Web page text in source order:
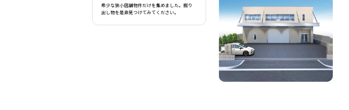
希少な狭小店舗物件だけを集めました。掘り
出し物を是非見つけてみてください。